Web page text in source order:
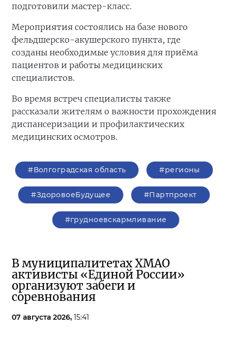
подготовили мастер-класс.
Мероприятия состоялись на базе нового
фельдшерско-акушерского пункта, где
созданы необходимые условия для приёма
пациентов и работы медицинских
специалистов.
Во время встреч специалисты также
рассказали жителям о важности прохождения
диспансеризации и профилактических
медицинских осмотров.
#Волгоградская область #регионы
#ЗдоровоеБудущее #Партпроект
#грудноевскармливание
В муниципалитетах ХМАО
активисты «Единой России»
организуют забеги и
соревнования
07 августа 2026, 15:41